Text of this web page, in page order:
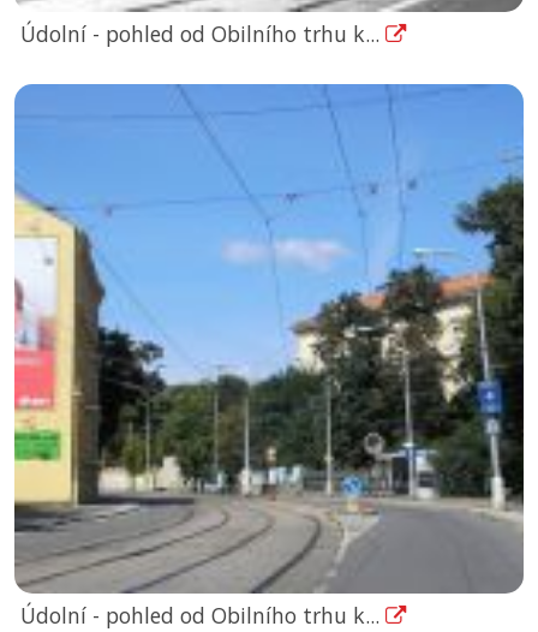
Údolní - pohled od Obilního trhu k...
Údolní - pohled od Obilního trhu k...